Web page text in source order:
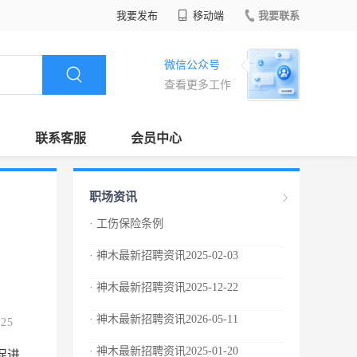
我要发布 移动端 我要联系
微信公众号
查看更多工作
联系客服 会员中心
职场资讯
· 工伤保险条例
· 神木最新招聘资讯2025-02-03
· 神木最新招聘资讯2025-12-22
· 神木最新招聘资讯2026-05-11
· 神木最新招聘资讯2025-01-20